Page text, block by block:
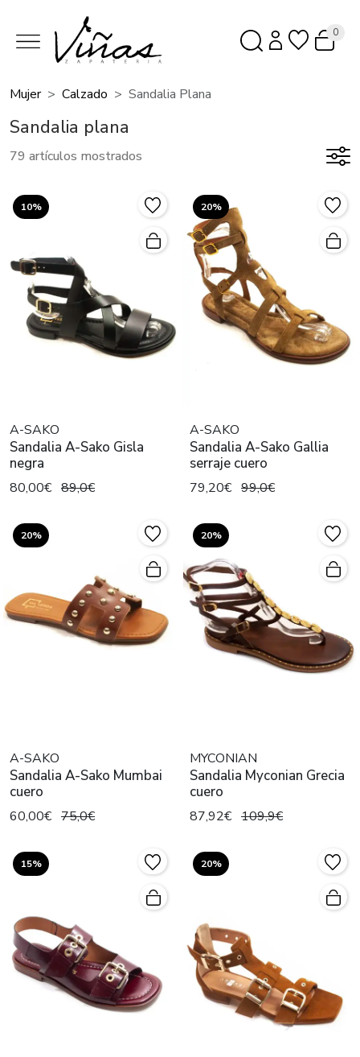
0
Mujer Calzado Sandalia Plana
Sandalia plana
79 artículos mostrados
10%
A-SAKO
Sandalia A-Sako Gisla
negra
80,00€ 89,0€
20%
A-SAKO
Sandalia A-Sako Gallia
serraje cuero
79,20€ 99,0€
20%
A-SAKO
Sandalia A-Sako Mumbai
cuero
60,00€ 75,0€
20%
MYCONIAN
Sandalia Myconian Grecia
cuero
87,92€ 109,9€
15% 20%